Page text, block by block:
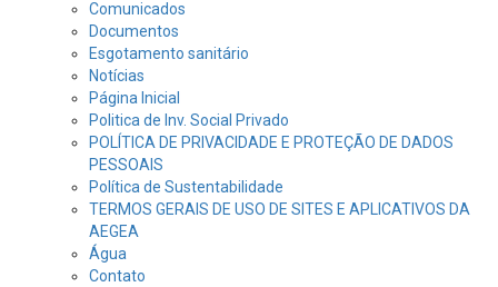
Comunicados
Documentos
Esgotamento sanitário
Notícias
Página Inicial
Politica de Inv. Social Privado
POLÍTICA DE PRIVACIDADE E PROTEÇÃO DE DADOS
PESSOAIS
Política de Sustentabilidade
TERMOS GERAIS DE USO DE SITES E APLICATIVOS DA
AEGEA
Água
Contato